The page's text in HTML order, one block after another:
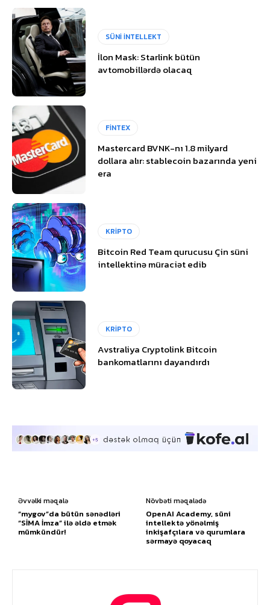
SÜNİ İNTELLEKT
İlon Mask: Starlink bütün
avtomobillərdə olacaq
FİNTEX
Mastercard BVNK-nı 1.8 milyard
dollara alır: stablecoin bazarında yeni
era
KRİPTO
Bitcoin Red Team qurucusu Çin süni
intellektinə müraciət edib
KRİPTO
Avstraliya Cryptolink Bitcoin
bankomatlarını dayandırdı
Əvvəlki məqalə
“mygov”da bütün sənədləri
“SİMA İmza” ilə əldə etmək
mümkündür!
Növbəti məqalədə
OpenAI Academy, süni
intellektə yönəlmiş
inkişafçılara və qurumlara
sərmayə qoyacaq